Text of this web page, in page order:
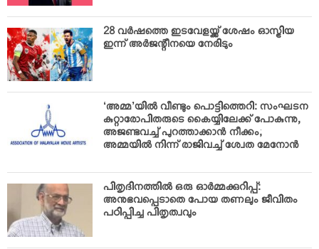
28 വര്‍ഷത്തെ ഇടവേളയ്ക്ക് ശേഷം ഓസ്ട്രിയ
ഇന്ന് അര്‍ജന്റീനയെ നേരിടും
‘അമ്മ’യില്‍ വീണ്ടും പൊട്ടിത്തെറി: സംഘടന
കുറ്റാരോപിതരുടെ കൈയ്യിലേക്ക് പോകുന്നു,
അജണ്ടവച്ച് പുറത്താക്കാന്‍ നീക്കം;
അമ്മയില്‍ നിന്ന് രാജിവച്ച് ശ്വേത മേനോന്‍
പിതൃദിനത്തില്‍ ഒരു ഓര്‍മ്മക്കുറിപ്പ്:
അനുഭവപ്പെടാതെ പോയ തണലും ജീവിതം
പഠിപ്പിച്ച പിതൃത്വവും